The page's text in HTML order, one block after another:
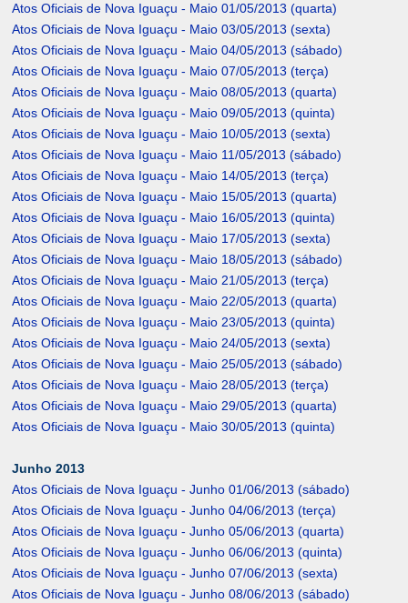
Atos Oficiais de Nova Iguaçu - Maio 01/05/2013 (quarta)
Atos Oficiais de Nova Iguaçu - Maio 03/05/2013 (sexta)
Atos Oficiais de Nova Iguaçu - Maio 04/05/2013 (sábado)
Atos Oficiais de Nova Iguaçu - Maio 07/05/2013 (terça)
Atos Oficiais de Nova Iguaçu - Maio 08/05/2013 (quarta)
Atos Oficiais de Nova Iguaçu - Maio 09/05/2013 (quinta)
Atos Oficiais de Nova Iguaçu - Maio 10/05/2013 (sexta)
Atos Oficiais de Nova Iguaçu - Maio 11/05/2013 (sábado)
Atos Oficiais de Nova Iguaçu - Maio 14/05/2013 (terça)
Atos Oficiais de Nova Iguaçu - Maio 15/05/2013 (quarta)
Atos Oficiais de Nova Iguaçu - Maio 16/05/2013 (quinta)
Atos Oficiais de Nova Iguaçu - Maio 17/05/2013 (sexta)
Atos Oficiais de Nova Iguaçu - Maio 18/05/2013 (sábado)
Atos Oficiais de Nova Iguaçu - Maio 21/05/2013 (terça)
Atos Oficiais de Nova Iguaçu - Maio 22/05/2013 (quarta)
Atos Oficiais de Nova Iguaçu - Maio 23/05/2013 (quinta)
Atos Oficiais de Nova Iguaçu - Maio 24/05/2013 (sexta)
Atos Oficiais de Nova Iguaçu - Maio 25/05/2013 (sábado)
Atos Oficiais de Nova Iguaçu - Maio 28/05/2013 (terça)
Atos Oficiais de Nova Iguaçu - Maio 29/05/2013 (quarta)
Atos Oficiais de Nova Iguaçu - Maio 30/05/2013 (quinta)
Junho 2013
Atos Oficiais de Nova Iguaçu - Junho 01/06/2013 (sábado)
Atos Oficiais de Nova Iguaçu - Junho 04/06/2013 (terça)
Atos Oficiais de Nova Iguaçu - Junho 05/06/2013 (quarta)
Atos Oficiais de Nova Iguaçu - Junho 06/06/2013 (quinta)
Atos Oficiais de Nova Iguaçu - Junho 07/06/2013 (sexta)
Atos Oficiais de Nova Iguaçu - Junho 08/06/2013 (sábado)